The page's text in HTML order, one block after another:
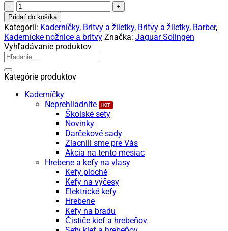
množstvo
Jaguar
Britva
JT2
M
kovová
Pridať do košíka
Kategórií: Kaderníčky, Britvy a žiletky, Britvy a žiletky, Barber,
Kadernícke nožnice a britvy Značka: Jaguar Solingen
Vyhľadávanie produktov
Hľadať:
Kategórie produktov
Kaderníčky
Neprehliadnite
Školské sety
Novinky
Darčekové sady
Zlacnili sme pre Vás
Akcia na tento mesiac
Hrebene a kefy na vlasy
Kefy ploché
Kefy na výčesy
Elektrické kefy
Hrebene
Kefy na bradu
Čističe kief a hrebeňov